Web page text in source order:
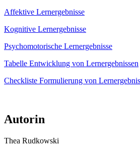
Affektive Lernergebnisse
Kognitive Lernergebnisse
Psychomotorische Lernergebnisse
Tabelle Entwicklung von Lernergebnissen
Checkliste Formulierung von
Autorin
Thea Rudkowski